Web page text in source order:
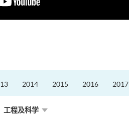
2014 2015 2016 2017
工程及科学